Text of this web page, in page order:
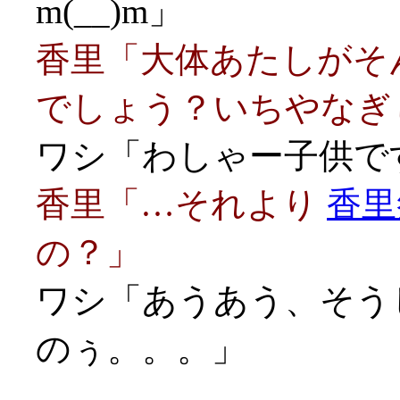
m(__)m」
香里「大体あたしが
でしょう？いちやな
ワシ「わしゃー子供
香里「…それより 香
の？」
ワシ「あうあう、そ
のぅ。。。」